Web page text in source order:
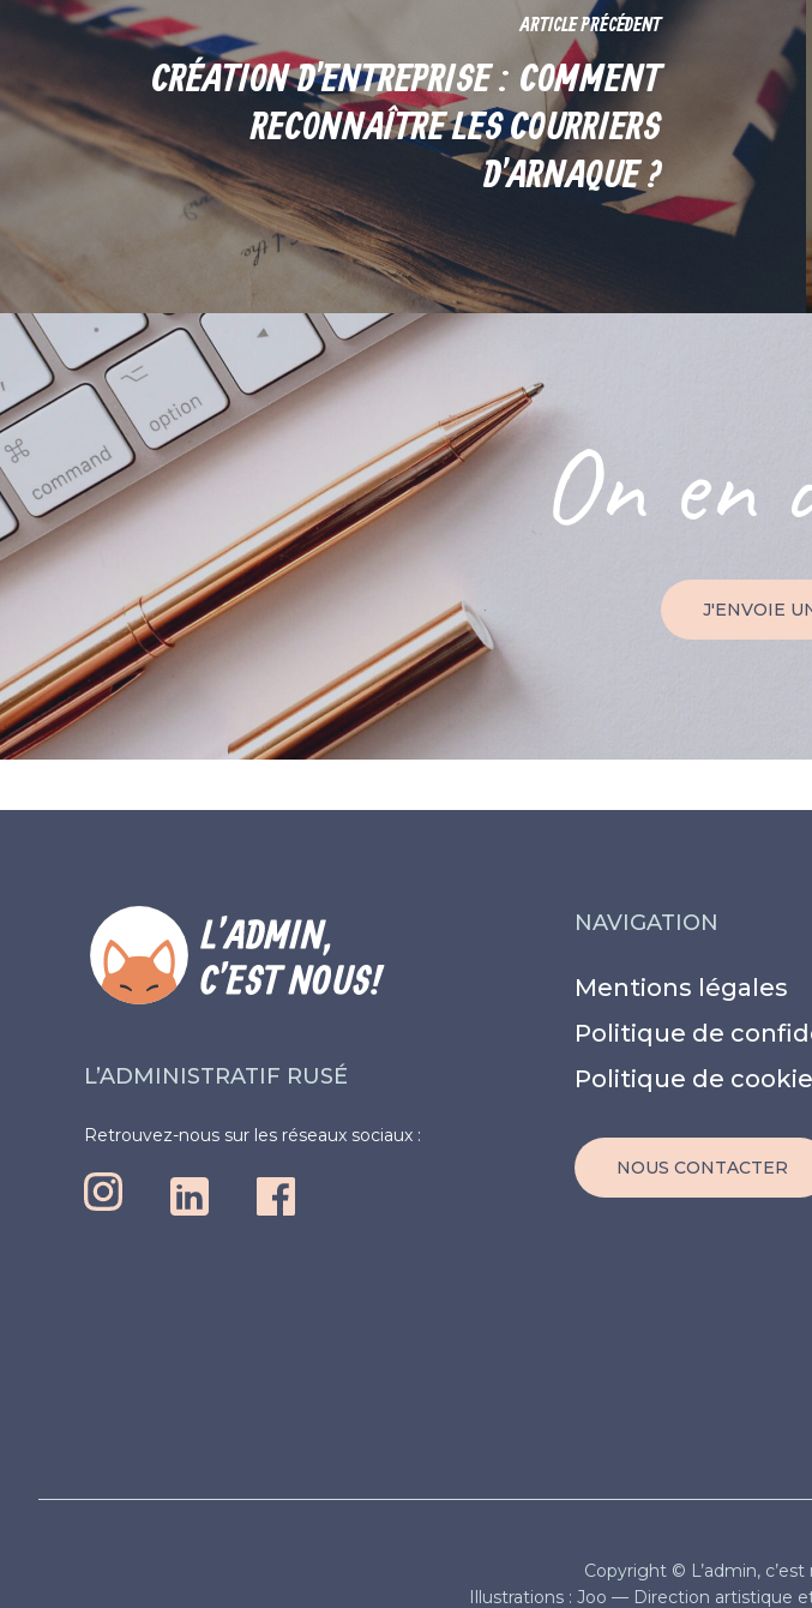
ARTICLE PRÉCÉDENT
CRÉATION D'ENTREPRISE : COMMENT
RECONNAÎTRE LES COURRIERS
D'ARNAQUE ?
On en
J'ENVOIE
L’ADMINISTRATIF RUSÉ
Retrouvez-nous sur les réseaux sociaux :
NAVIGATION
Mentions légales
Politique de
Politique de
NOUS CONTACTER
Copyright © L’admin, c’est
Illustrations : Joo — Direction artistique